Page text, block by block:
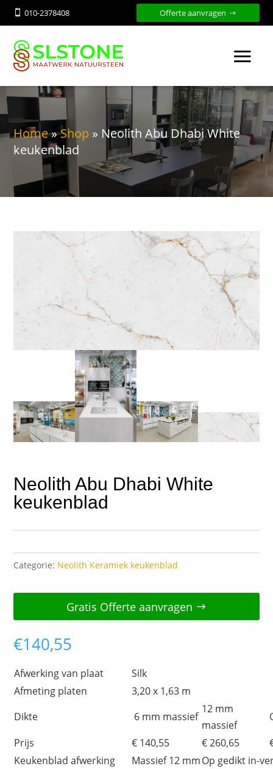
010-2378408 Offerte aanvragen
Home»Shop » Neolith Abu Dhabi White
keukenblad
Neolith Abu Dhabi White
keukenblad
Categorie: Neolith Keramiek keukenblad
Gratis Offerte aanvragen
€140,55
Afwerking van plaat
Silk
Afmeting platen
3,20 x 1,63 m
Dikte
6 mm massief
12 mm
massief
Prijs
€ 140,55 € 260,65
Keukenblad afwerking
Massief 12 mmOp gedikt in-